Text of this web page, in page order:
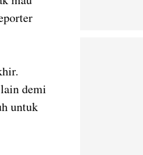
demi
untuk